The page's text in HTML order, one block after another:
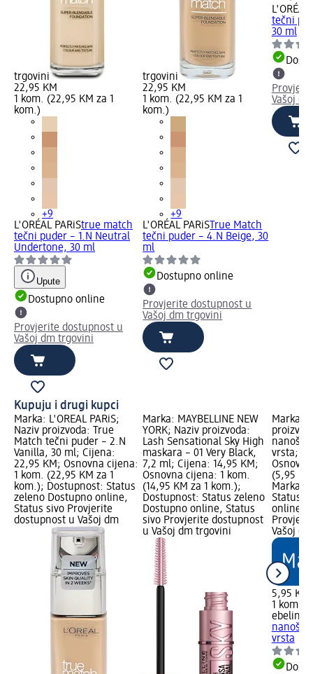
trgovini
22,95 KM
1 kom. (22,95 KM za 1
kom.)
+9
L'ORÉAL PARiStrue match
tečni puder – 1.N Neutral
Undertone, 30 ml
Upute
Dostupno online
Provjerite dostupnost u
Vašoj dm trgovini
trgovini
22,95 KM
1 kom. (22,95 KM za 1
kom.)
+9
L'ORÉAL PARiS True Match
tečni puder – 4.N Beige, 30
ml
Dostupno online
Provjerite dostupnost u
Vašoj dm trgovini
L'ORÉAL
tečni
30 ml
Vašoj
Kupuju i drugi kupci
Marka: L'ORÉAL PARiS;
Naziv proizvoda: True
Match tečni puder – 2.N
Vanilla, 30 ml; Cijena:
22,95 KM; Osnovna cijena:
1 kom. (22,95 KM za 1
kom.); Dostupnost: Status
zeleno Dostupno online,
Status sivo Provjerite
dostupnost u Vašoj dm
Marka: MAYBELLINE NEW
YORK; Naziv proizvoda:
Lash Sensational Sky High
maskara – 01 Very Black,
7,2 ml; Cijena: 14,95 KM;
Osnovna cijena: 1 kom.
(14,95 KM za 1 kom.);
Dostupnost: Status zeleno
Dostupno online, Status
sivo Provjerite dostupnost
u Vašoj dm trgovini
Marka:
vrsta;
(5,95
Marka
Status
online,
Vašoj
5,95 KM
1 kom.
ebelin
vrsta